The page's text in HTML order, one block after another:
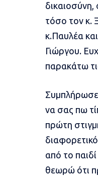
δικαιοσύνη,
τόσο τον κ.
κ.Παυλέα
Γιώργου.
παρακάτω
να σας πω
πρώτη
από το
θεωρώ ότι